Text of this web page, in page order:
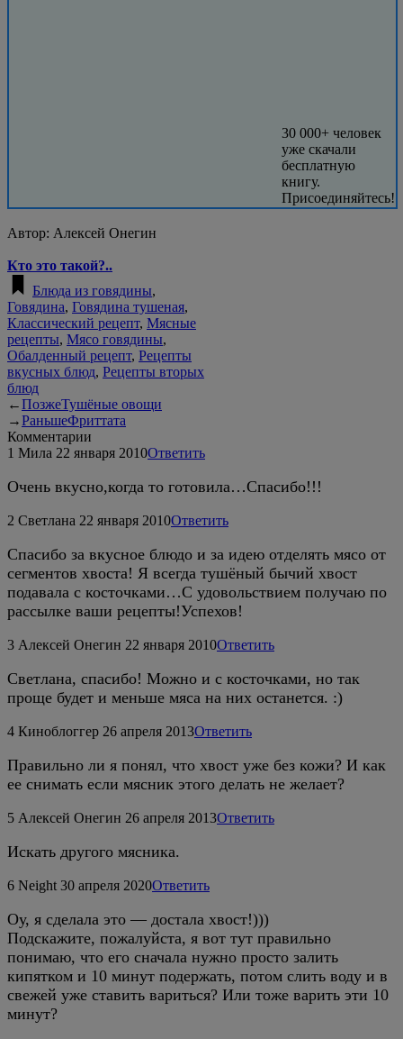
30 000+ человек
уже скачали
бесплатную
книгу.
Присоединяйтесь!
Автор: Алексей Онегин
Кто это такой?..
Блюда из говядины,
Говядина, Говядина тушеная,
Классический рецепт, Мясные
рецепты, Мясо говядины,
Обалденный рецепт, Рецепты
вкусных блюд, Рецепты вторых
блюд
←ПозжеТушёные овощи
→РаньшеФриттата
Комментарии
1 Мила 22 января 2010Ответить
Очень вкусно,когда то готовила…Спасибо!!!
2 Светлана 22 января 2010Ответить
Спасибо за вкусное блюдо и за идею отделять мясо от
сегментов хвоста! Я всегда тушёный бычий хвост
подавала с косточками…С удовольствием получаю по
рассылке ваши рецепты!Успехов!
3 Алексей Онегин 22 января 2010Ответить
Светлана, спасибо! Можно и с косточками, но так
проще будет и меньше мяса на них останется. :)
4 Киноблоггер 26 апреля 2013Ответить
Правильно ли я понял, что хвост уже без кожи? И как
ее снимать если мясник этого делать не желает?
5 Алексей Онегин 26 апреля 2013Ответить
Искать другого мясника.
6 Neight 30 апреля 2020Ответить
Оу, я сделала это — достала хвост!)))
Подскажите, пожалуйста, я вот тут правильно
понимаю, что его сначала нужно просто залить
кипятком и 10 минут подержать, потом слить воду и в
свежей уже ставить вариться? Или тоже варить эти 10
минут?